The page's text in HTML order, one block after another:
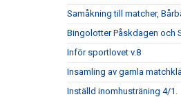
Samåkning till matcher,
Bingolotter Påskdagen och
Inför sportlovet v.8
Insamling av gamla
Inställd inomhusträning 4/1.